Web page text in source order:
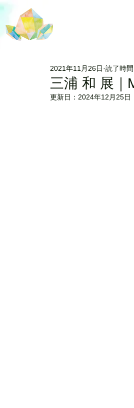
三浦 和 展｜
2021年11月26日 読了時
更新日： 2024年12月25日